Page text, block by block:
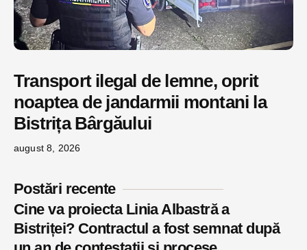
Transport ilegal de lemne, oprit
noaptea de jandarmii montani la
Bistrița Bârgăului
august 8, 2026
Postări recente
Cine va proiecta Linia Albastră a
Bistriței? Contractul a fost semnat după